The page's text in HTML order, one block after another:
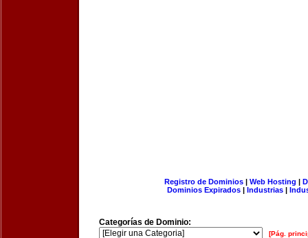
Registro de Dominios| Web Hosting |
Dominios Expirados | Industrias |
Categorías de Dominio:
[Pág.